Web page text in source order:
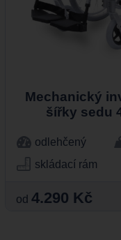
Mechanický
šířky sedu
odlehčený
skládací rám
od 4.290 Kč